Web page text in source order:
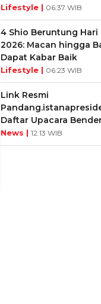
Lifestyle | 06:37 WIB
4 Shio Beruntung Hari
2026: Macan hingga
Dapat Kabar Baik
Lifestyle | 06:23 WIB
Link Resmi
Daftar Upacara
Istana Negara
News | 12:13 WIB